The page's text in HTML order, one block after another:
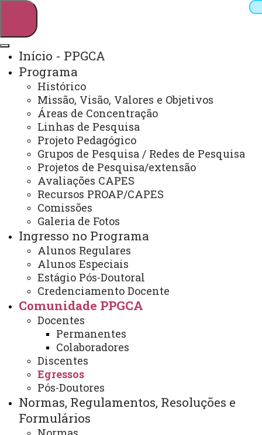
Webmail Sistemas
Arquivo Virtual
Campus
Início - PPGCA
Programa
Histórico
Missão, Visão, Valores e Objetivos
Áreas de Concentração
Linhas de Pesquisa
Projeto Pedagógico
Grupos de Pesquisa / Redes de Pesquisa
Projetos de Pesquisa/extensão
Avaliações CAPES
Recursos PROAP/CAPES
Comissões
Galeria de Fotos
Ingresso no Programa
Alunos Regulares
Alunos Especiais
Estágio Pós-Doutoral
Credenciamento Docente
Comunidade PPGCA
Docentes
Permanentes
Colaboradores
Discentes
Egressos
Pós-Doutores
Normas, Regulamentos, Resoluções e
Formulários
Mestrado em Ciências Ambientais
Egressos
TURMA 2022 - EGRESSOS DE 2024
MES
TRE
DISSERTAÇÃO
OU
ACADÊMICA
Ade